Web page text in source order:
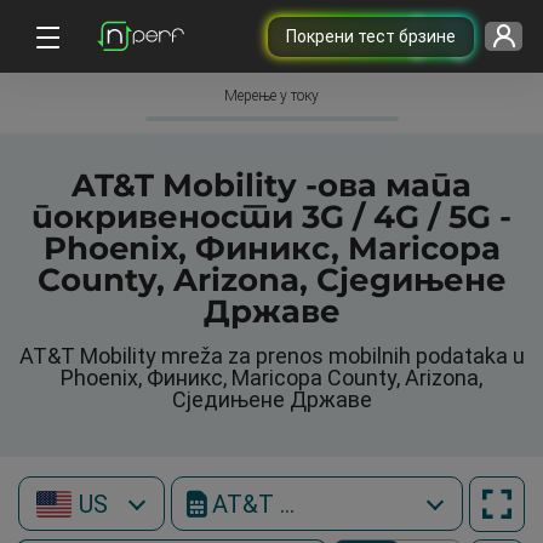
Покрени тест брзине
Мерење у току
AT&T Mobility -ова мапа
покривености 3G / 4G / 5G -
Phoenix, Финикс, Maricopa
County, Arizona, Сједињене
Државе
AT&T Mobility mreža za prenos mobilnih podataka u
Phoenix, Финикс, Maricopa County, Arizona,
Сједињене Државе
US AT&T Mobility